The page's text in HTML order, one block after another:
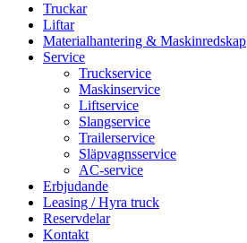
Truckar
Liftar
Materialhantering & Maskinredskap
Service
Truckservice
Maskinservice
Liftservice
Slangservice
Trailerservice
Släpvagnsservice
AC-service
Erbjudande
Leasing / Hyra truck
Reservdelar
Kontakt